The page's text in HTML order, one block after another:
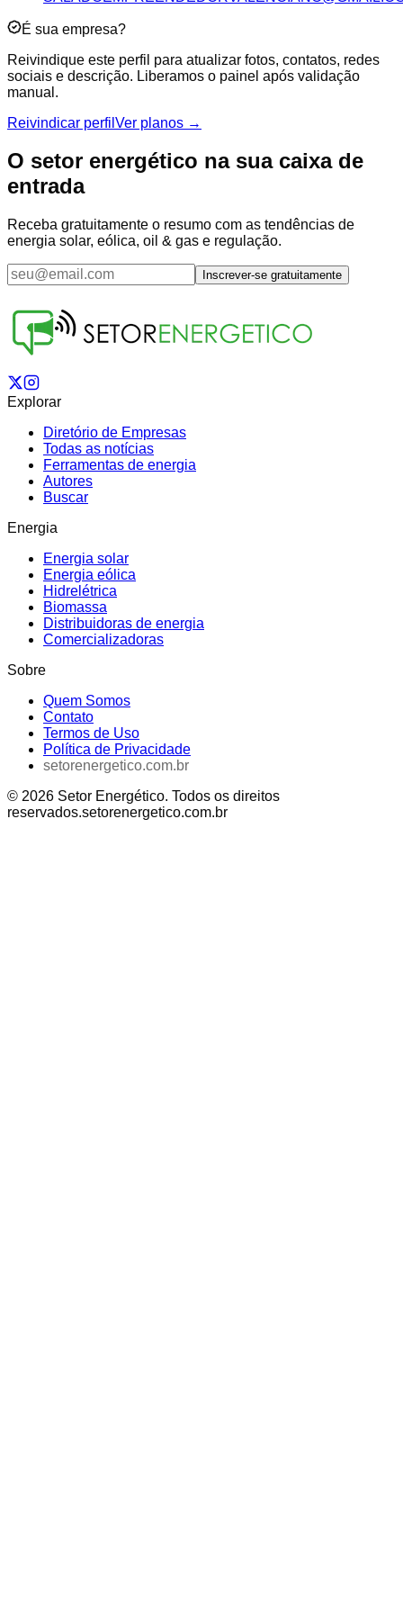
É sua empresa?
Reivindique este perfil para atualizar fotos, contatos, redes
sociais e descrição. Liberamos o painel após validação
manual.
Reivindicar perfil Ver planos →
O setor energético na sua caixa de
entrada
Receba gratuitamente o resumo com as tendências de
energia solar, eólica, oil & gas e regulação.
Inscrever-se gratuitamente
Explorar
Diretório de Empresas
Todas as notícias
Ferramentas de energia
Autores
Buscar
Energia
Energia solar
Energia eólica
Hidrelétrica
Biomassa
Distribuidoras de energia
Comercializadoras
Sobre
Quem Somos
Contato
Termos de Uso
Política de Privacidade
setorenergetico.com.br
© 2026 Setor Energético. Todos os direitos
reservados.setorenergetico.com.br